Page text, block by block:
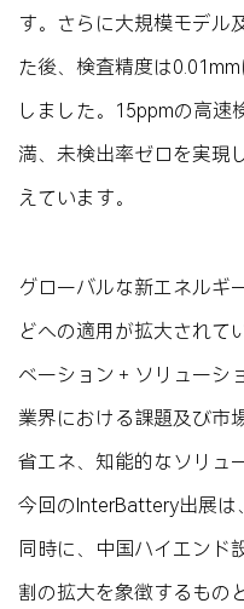
す。さらに大規模モデル
た後、検査精度は
しました。15ppmの高速
満、未検出率ゼロを実現
えています。
グローバルな新エネルギ
どへの適用が拡大されて
ベーション＋ソリューシ
業界における課題及び市
省エネ、知能的なソリュ
今回のInterBattery出展は
同時に、中国ハイエンド
割の拡大を象徴するもの